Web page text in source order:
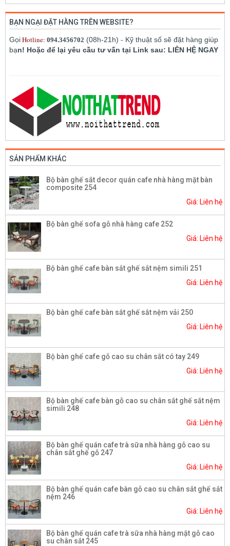
BẠN NGẠI ĐẶT HÀNG TRÊN WEBSITE?
GọiHotline: 094.3456702 (08h-21h) - Kỹ thuật số sẽ đặt hàng giúp
bạn! Hoặc để lại yêu cầu tư vấn tại Link sau: LIÊN HỆ NGAY
SẢN PHẨM KHÁC
Bộ bàn ghế sắt decor quán cafe nhà hàng mặt bàn
composite 254
Giá: Liên hệ
Bộ bàn ghế sofa gỗ nhà hàng cafe 252
Giá: Liên hệ
Bộ bàn ghế cafe bàn sắt ghế sắt nệm simili 251
Giá: Liên hệ
Bộ bàn ghế cafe bàn sắt ghế sắt nệm vải 250
Giá: Liên hệ
Bộ bàn ghế cafe gỗ cao su chân sắt có tay 249
Giá: Liên hệ
Bộ bàn ghế cafe bàn gỗ cao su chân sắt ghế sắt nệm
simili 248
Giá: Liên hệ
Bộ bàn ghế quán cafe trà sữa nhà hàng gỗ cao su
chân sắt ghế gỗ 247
Giá: Liên hệ
Bộ bàn ghế quán cafe bàn gỗ cao su chân sắt ghế sắt
nệm 246
Giá: Liên hệ
Bộ bàn ghế quán cafe trà sữa nhà hàng mặt gỗ cao
su chân sắt 245